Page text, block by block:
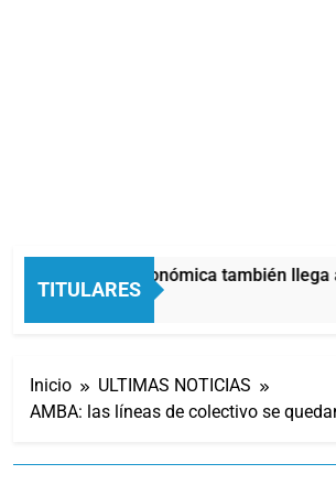
TITULARES
La crisis económica también llega
4 Horas Atrás
Inicio
ULTIMAS NOTICIAS
AMBA: las líneas de colectivo se